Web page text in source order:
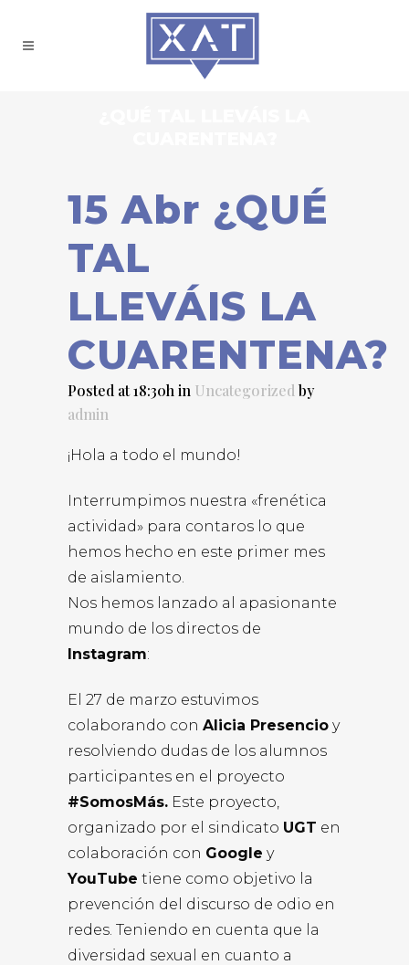
15 Abr ¿QUÉ
TAL
LLEVÁIS LA
CUARENTENA?
Posted at 18:30h in Uncategorized by
admin
¡Hola a todo el mundo!
Interrumpimos nuestra «frenética
actividad» para contaros lo que
hemos hecho en este primer mes
de aislamiento.
Nos hemos lanzado al apasionante
mundo de los directos de
Instagram:
El 27 de marzo estuvimos
colaborando con Alicia Presencio y
resolviendo dudas de los alumnos
participantes en el proyecto
#SomosMás. Este proyecto,
organizado por el sindicato UGT en
colaboración con Google y
YouTube tiene como objetivo la
prevención del discurso de odio en
redes. Teniendo en cuenta que la
diversidad sexual en cuanto a